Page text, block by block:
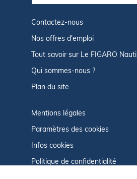
Contactez-nous
Nos offres d'emploi
Tout savoir sur Le FIGARO
Qui sommes-nous ?
Plan du site
Mentions légales
Paramètres des cookies
Infos cookies
Politique de confidentialité